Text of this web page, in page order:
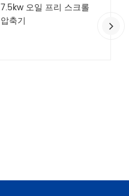
7.5kw 오일 프리 스크롤
압축기